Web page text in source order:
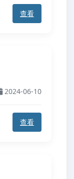
查看
2024-06-10
查看